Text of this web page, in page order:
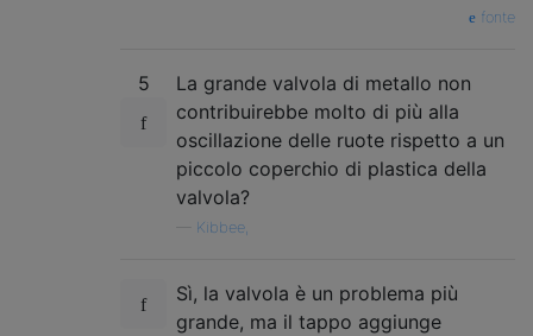
fonte
5
La grande valvola di metallo non
contribuirebbe molto di più alla
oscillazione delle ruote rispetto a un
piccolo coperchio di plastica della
valvola?
Kibbee,
Sì, la valvola è un problema più
grande, ma il tappo aggiunge